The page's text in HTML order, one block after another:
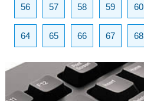
56 57 58 59 60
64 65 66 67 68